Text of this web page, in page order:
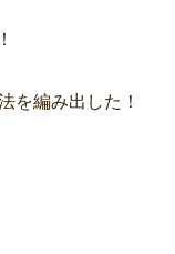
を編み出した！